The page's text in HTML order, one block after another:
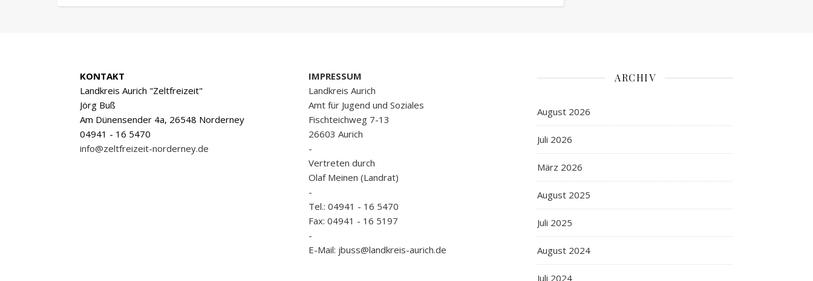
KONTAKT
Landkreis Aurich "Zeltfreizeit"
Jörg Buß
Am Dünensender 4a, 26548 Norderney
04941 - 16 5470
info@zeltfreizeit-norderney.de
IMPRESSUM
Landkreis Aurich
Amt für Jugend und Soziales
Fischteichweg 7-13
26603 Aurich
-
Vertreten durch
Olaf Meinen (Landrat)
-
Tel.: 04941 - 16 5470
Fax: 04941 - 16 5197
-
E-Mail: jbuss@landkreis-aurich.de
ARCHIV
August 2026
Juli 2026
März 2026
August 2025
Juli 2025
August 2024
Juli 2024